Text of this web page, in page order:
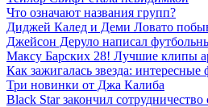
Что означают названия групп?
Диджей Калед и Деми Ловато
Джейсон Деруло написал
Максу Барских 28! Лучшие клипы
Как зажигалась звезда:
Три новинки от Джа Калиба
Black Star закончил